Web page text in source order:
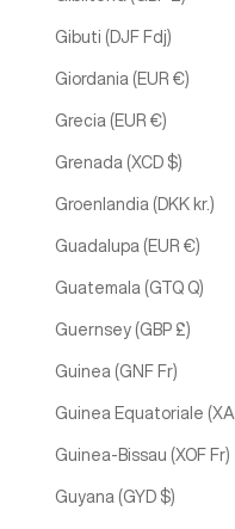
Gibuti (DJF Fdj)
Giordania (EUR €)
Grecia (EUR €)
Grenada (XCD $)
Groenlandia (DKK kr.)
Guadalupa (EUR €)
Guatemala (GTQ Q)
Guernsey (GBP £)
Guinea (GNF Fr)
Guinea Equatoriale
Guinea-Bissau (XOF Fr)
Guyana (GYD $)